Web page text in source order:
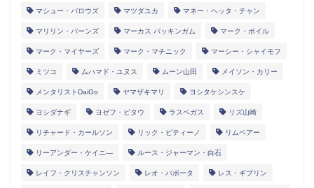
マシュー・バロウズ マツダユカ マネー・ヘッタ・チャン
マリリン・バーンズ マーカス バッキンガム マーク・ボイル
マーク・マイヤーズ マーク・マチニック マーシー・シャイモフ
ミツコ ムハマド・ユヌス ムーン山田 メイソン・カリー
メンタリストDaiGo ヤマザキマリ ヨシタケシンスケ
ヨシダナギ ヨゼフ・ピタウ ラスベガス リズ山崎
リチャード・カールソン リック・ピティーノ リムベアー
リーアンダー・ケイニ― ルース・ジャーマン・白石
レイフ・クリスチャンソン レオ・バボータ レス・ギブリン